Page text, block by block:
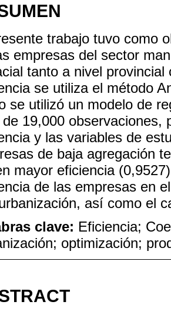
trabajo tuvo como
empresas del sector
tanto a nivel
se utiliza el método
se utilizó un modelo de
19,000 observaciones,
y las variables de
de baja agregación
mayor eficiencia
de las empresas en
así como el
clave: Eficiencia;
optimización;